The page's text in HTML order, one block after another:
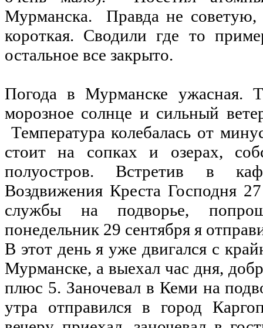
Мурманска. Правда не советую,
короткая. Сводили где то
остальное все закрыто.
Погода в Мурманске ужасная.
морозное солнце и сильный
Температура колебалась от
стоит на сопках и озерах,
полуостров. Встретив в
Воздвижения Креста Господня
службы на подворье,
понедельник 29 сентября я
В этот день я уже двигался с
Мурманске, а выехал час дня,
плюс 5. Заночевал в Кеми на
утра отправился в город